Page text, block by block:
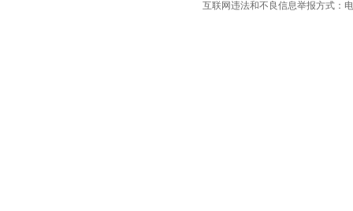
互联网违法和不良信息举报方式：